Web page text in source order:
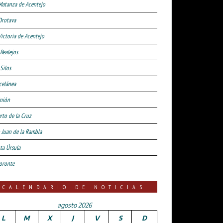
de Acentejo
de Acentejo
de la Cruz
Juan de la Rambla
Úrsula
CALENDARIO DE NOTICIAS
agosto 2026
L
M X J V S D